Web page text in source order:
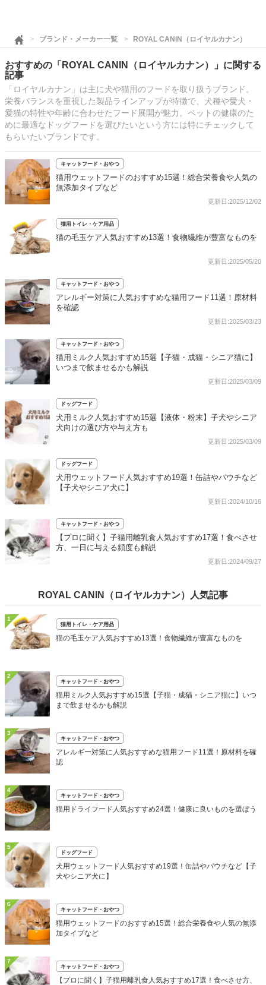
ブランド・メーカー一覧 ROYAL CANIN（ロイヤルカナン）
おすすめの「ROYAL CANIN（ロイヤルカナン）」に関する
記事
「ロイヤルカナン」は主に犬や猫用のフードを取り扱うブランド。
栄養バランスを重視した製品ラインアップが特徴で、犬種や愛犬・
愛猫の特性や年齢に合わせたフード展開が魅力。ペットの健康のた
めに最適なドッグフードを選びたいという方には特にチェックして
もらいたいブランドです。
キャットフード・おやつ
猫用ウェットフードのおすすめ15選！総合栄養食や人気の
無添加タイプなど
更新日:2025/12/02
猫用トイレ・ケア用品
猫の毛玉ケア人気おすすめ13選！食物繊維が豊富なものを
更新日:2025/05/20
キャットフード・おやつ
アレルギー対策に人気おすすめな猫用フード11選！原材料
を確認
更新日:2025/03/23
キャットフード・おやつ
猫用ミルク人気おすすめ15選【子猫・成猫・シニア猫に】
いつまで飲ませるかも解説
更新日:2025/03/09
ドッグフード
犬用ミルク人気おすすめ15選【液体・粉末】子犬やシニア
犬向けの選び方や与え方も
更新日:2025/03/09
ドッグフード
犬用ウェットフード人気おすすめ19選！缶詰やパウチなど
【子犬やシニア犬に】
更新日:2024/10/16
キャットフード・おやつ
【プロに聞く】子猫用離乳食人気おすすめ17選！食べさせ
方、一日に与える頻度も解説
更新日:2024/09/27
ROYAL CANIN（ロイヤルカナン）人気記事
1
猫用トイレ・ケア用品
猫の毛玉ケア人気おすすめ13選！食物繊維が豊富なものを
2
キャットフード・おやつ
猫用ミルク人気おすすめ15選【子猫・成猫・シニア猫に】いつ
まで飲ませるかも解説
3
キャットフード・おやつ
アレルギー対策に人気おすすめな猫用フード11選！原材料を確
認
4
キャットフード・おやつ
猫用ドライフード人気おすすめ24選！健康に良いものを選ぼう
5
ドッグフード
犬用ウェットフード人気おすすめ19選！缶詰やパウチなど【子
犬やシニア犬に】
6
キャットフード・おやつ
猫用ウェットフードのおすすめ15選！総合栄養食や人気の無添
加タイプなど
7
キャットフード・おやつ
【プロに聞く】子猫用離乳食人気おすすめ17選！食べさせ方、